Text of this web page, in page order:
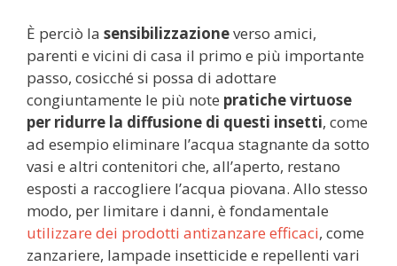
È perciò la sensibilizzazioneverso amici,
parenti e vicini di casa il primo e più importante
passo, cosicché si possa di adottare
congiuntamente le più note pratiche virtuose
per ridurre la diffusione di questi insetti, come
ad esempio eliminare l’acqua stagnante da sotto
vasi e altri contenitori che, all’aperto, restano
esposti a raccogliere l’acqua piovana. Allo stesso
modo, per limitare i danni, è fondamentale
utilizzare dei prodotti antizanzare efficaci, come
zanzariere, lampade insetticide e repellenti vari